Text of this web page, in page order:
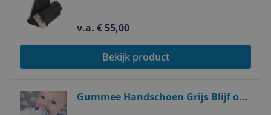
v.a. € 55,00
Bekijk product
Gummee Handschoen Grijs Blijf op